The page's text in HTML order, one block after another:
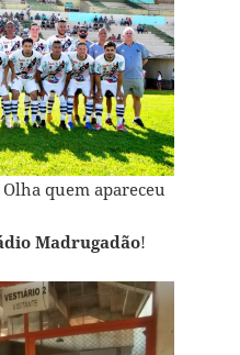
quem apareceu
Madrugadão!